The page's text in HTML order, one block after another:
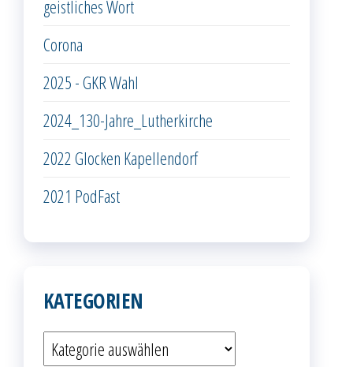
geistliches Wort
Corona
2025 - GKR Wahl
2024_130-Jahre_Lutherkirche
2022 Glocken Kapellendorf
2021 PodFast
KATEGORIEN
Kategorien